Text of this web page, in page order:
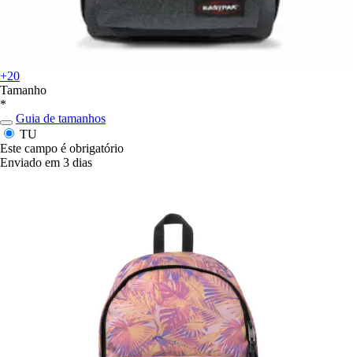
+20
Tamanho
*
Guia de tamanhos
TU
Este campo é obrigatório
Enviado em 3 dias